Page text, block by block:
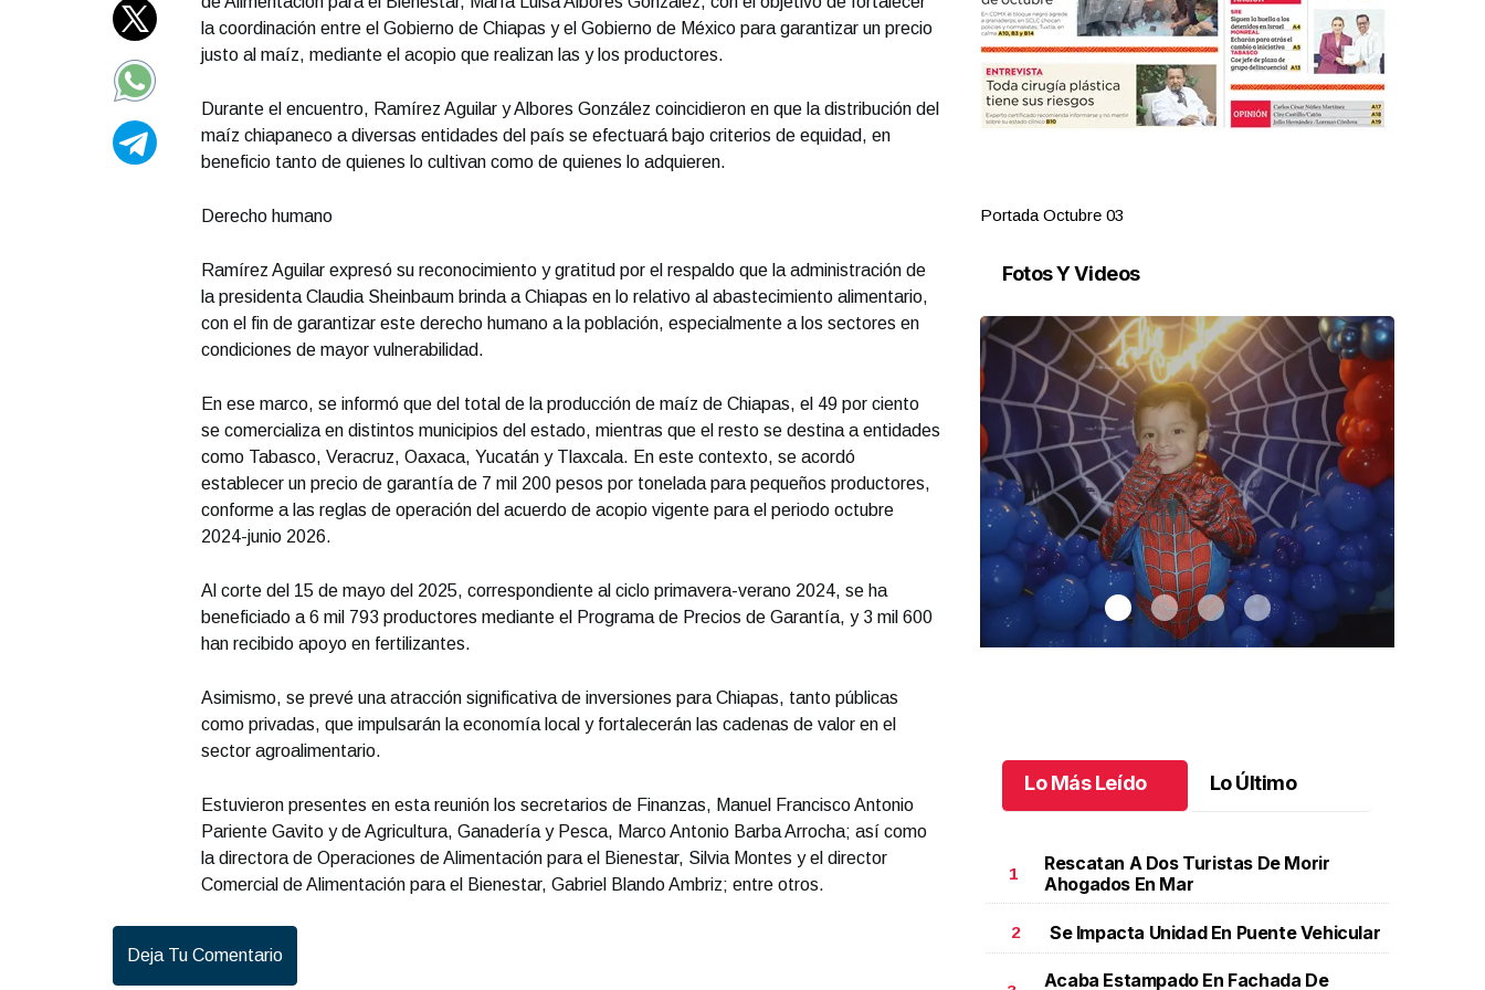
la coordinación entre el Gobierno de Chiapas y el Gobierno de México para garantizar un precio
justo al maíz, mediante el acopio que realizan las y los productores.
Durante el encuentro, Ramírez Aguilar y Albores González coincidieron en que la distribución del
maíz chiapaneco a diversas entidades del país se efectuará bajo criterios de equidad, en
beneficio tanto de quienes lo cultivan como de quienes lo adquieren.
Derecho humano
Ramírez Aguilar expresó su reconocimiento y gratitud por el respaldo que la administración de
la presidenta Claudia Sheinbaum brinda a Chiapas en lo relativo al abastecimiento alimentario,
con el fin de garantizar este derecho humano a la población, especialmente a los sectores en
condiciones de mayor vulnerabilidad.
En ese marco, se informó que del total de la producción de maíz de Chiapas, el 49 por ciento
se comercializa en distintos municipios del estado, mientras que el resto se destina a entidades
como Tabasco, Veracruz, Oaxaca, Yucatán y Tlaxcala. En este contexto, se acordó
establecer un precio de garantía de 7 mil 200 pesos por tonelada para pequeños productores,
conforme a las reglas de operación del acuerdo de acopio vigente para el periodo octubre
2024-junio 2026.
Al corte del 15 de mayo del 2025, correspondiente al ciclo primavera-verano 2024, se ha
beneficiado a 6 mil 793 productores mediante el Programa de Precios de Garantía, y 3 mil 600
han recibido apoyo en fertilizantes.
Asimismo, se prevé una atracción significativa de inversiones para Chiapas, tanto públicas
como privadas, que impulsarán la economía local y fortalecerán las cadenas de valor en el
sector agroalimentario.
Estuvieron presentes en esta reunión los secretarios de Finanzas, Manuel Francisco Antonio
Pariente Gavito y de Agricultura, Ganadería y Pesca, Marco Antonio Barba Arrocha; así como
la directora de Operaciones de Alimentación para el Bienestar, Silvia Montes y el director
Comercial de Alimentación para el Bienestar, Gabriel Blando Ambriz; entre otros.
Deja Tu Comentario
Portada Octubre 03
Fotos Y Videos
Santiago cumplió 3 años.Santiago cumplió 3 años
Lo Más Leído Lo Último
1
Rescatan A Dos Turistas De Morir
Ahogados En Mar
2 Se Impacta Unidad En Puente Vehicular
Acaba Estampado En Fachada De